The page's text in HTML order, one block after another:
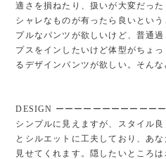
適さを損ねたり、扱いが大変だっ
シャレなものが有ったら良いとい
プルなパンツが欲しいけど、普通
プスをインしたいけど体型がちょ
るデザインパンツが欲しい。そん
DESIGN ーーーーーーーーーーー
シンプルに見えますが、スタイル
とシルエットに工夫しており、あ
見せてくれます。隠したいところ